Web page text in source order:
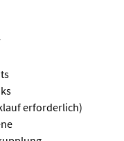
erforderlich)